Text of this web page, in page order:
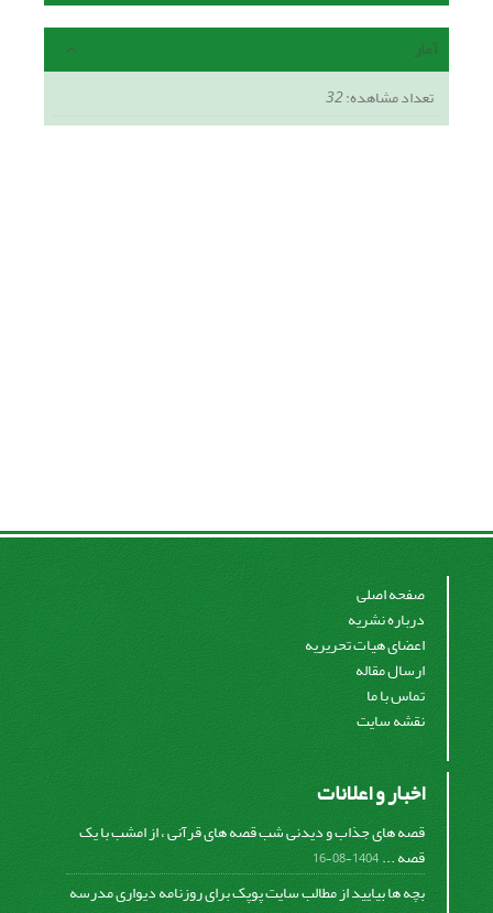
آمار
تعداد مشاهده:32
صفحه اصلی
درباره نشریه
اعضای هیات تحریریه
ارسال مقاله
تماس با ما
نقشه سایت
اخبار و اعلانات
قصه های جذاب و دیدنی شب قصه های قرآنی ، از امشب با یک
قصه ...1404-08-16
بچه ها بیایید از مطالب سایت پوپک برای روزنامه دیواری مدرسه